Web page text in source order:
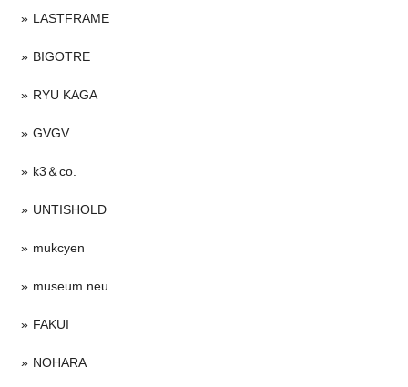
LASTFRAME
BIGOTRE
RYU KAGA
GVGV
k3＆co.
UNTISHOLD
mukcyen
museum neu
FAKUI
NOHARA